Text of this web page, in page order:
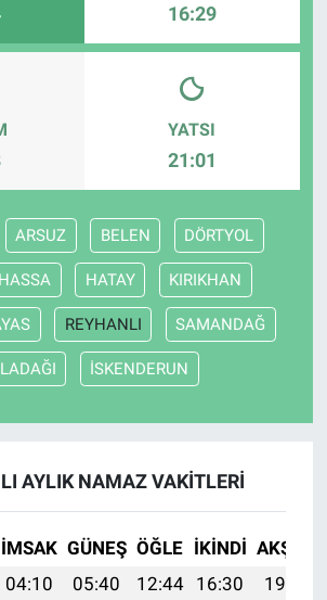
16:29
YATSI
21:01
ARSUZ BELEN DÖRTYOL
HASSA HATAY KIRIKHAN
REYHANLI SAMANDAĞ
İSKENDERUN
AYLIK NAMAZ VAKITLERI
İMSAK GÜNEŞ ÖĞLE İKINDI AKŞAM
04:10 05:40 12:44 16:30
19:39